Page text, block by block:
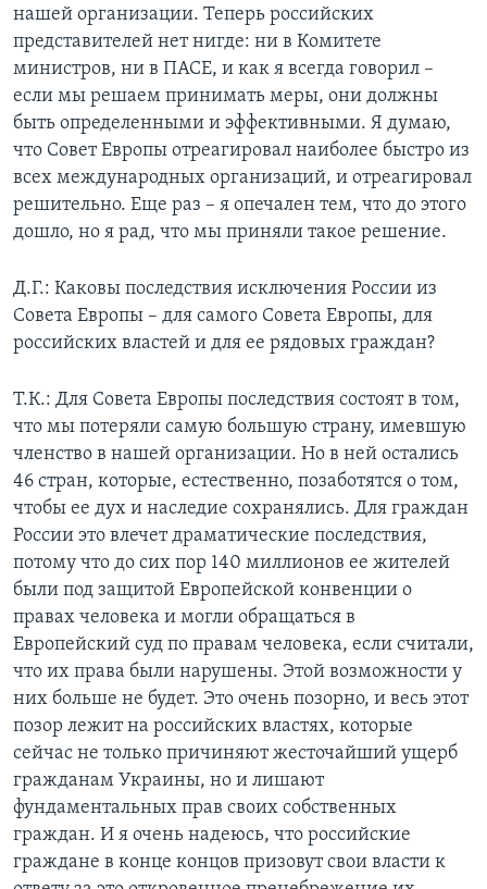
нашей организации. Теперь российских
представителей нет нигде: ни в Комитете
министров, ни в ПАСЕ, и как я всегда говорил –
если мы решаем принимать меры, они должны
быть определенными и эффективными. Я думаю,
что Совет Европы отреагировал наиболее быстро из
всех международных организаций, и отреагировал
решительно. Еще раз – я опечален тем, что до этого
дошло, но я рад, что мы приняли такое решение.
Д.Г.: Каковы последствия исключения России из
Совета Европы – для самого Совета Европы, для
российских властей и для ее рядовых граждан?
Т.К.: Для Совета Европы последствия состоят в том,
что мы потеряли самую большую страну, имевшую
членство в нашей организации. Но в ней остались
46 стран, которые, естественно, позаботятся о том,
чтобы ее дух и наследие сохранялись. Для граждан
России это влечет драматические последствия,
потому что до сих пор 140 миллионов ее жителей
были под защитой Европейской конвенции о
правах человека и могли обращаться в
Европейский суд по правам человека, если считали,
что их права были нарушены. Этой возможности у
них больше не будет. Это очень позорно, и весь этот
позор лежит на российских властях, которые
сейчас не только причиняют жесточайший ущерб
гражданам Украины, но и лишают
фундаментальных прав своих собственных
граждан. И я очень надеюсь, что российские
граждане в конце концов призовут свои власти к